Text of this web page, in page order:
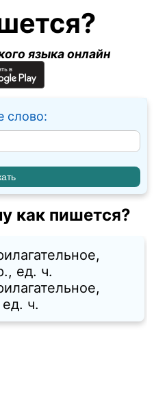
языка онлайн
слово:
как пишется?
ед. ч.
ч.